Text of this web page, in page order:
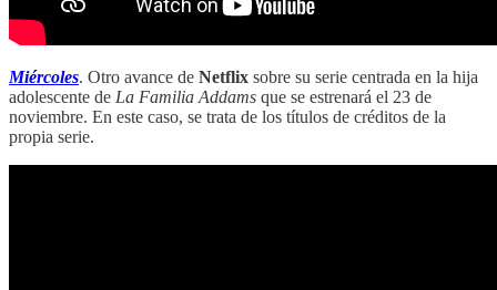
Miércoles. Otro avance de Netflix sobre su serie centrada en la hija
adolescente de La Familia Addams que se estrenará el 23 de
noviembre. En este caso, se trata de los títulos de créditos de la
propia serie.